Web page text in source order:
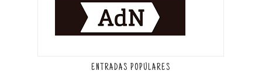
ENTRADAS POPULARES